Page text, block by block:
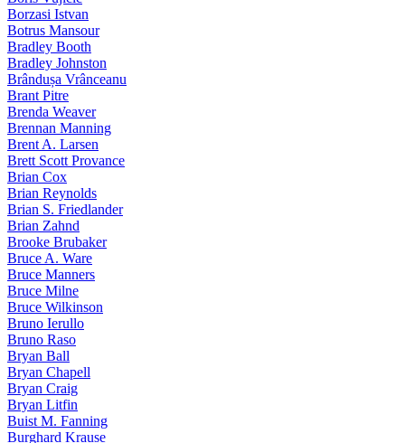
Borzasi Istvan
Botrus Mansour
Bradley Booth
Bradley Johnston
Brândușa Vrânceanu
Brant Pitre
Brenda Weaver
Brennan Manning
Brent A. Larsen
Brett Scott Provance
Brian Cox
Brian Reynolds
Brian S. Friedlander
Brian Zahnd
Brooke Brubaker
Bruce A. Ware
Bruce Manners
Bruce Milne
Bruce Wilkinson
Bruno Ierullo
Bruno Raso
Bryan Ball
Bryan Chapell
Bryan Craig
Bryan Litfin
Buist M. Fanning
Burghard Krause